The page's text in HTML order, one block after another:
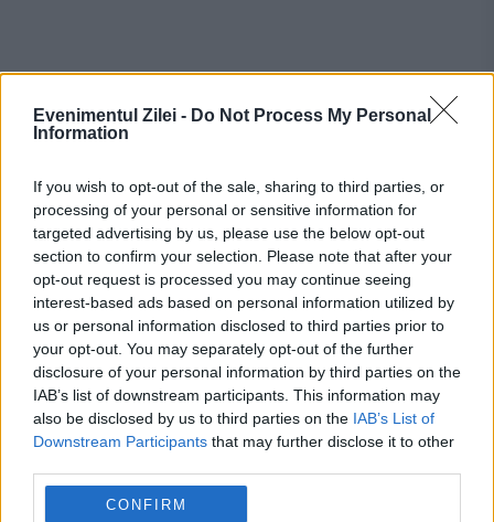
Evenimentul Zilei - Do Not Process My Personal
Information
If you wish to opt-out of the sale, sharing to third parties, or
processing of your personal or sensitive information for
targeted advertising by us, please use the below opt-out
section to confirm your selection. Please note that after your
opt-out request is processed you may continue seeing
interest-based ads based on personal information utilized by
us or personal information disclosed to third parties prior to
your opt-out. You may separately opt-out of the further
disclosure of your personal information by third parties on the
IAB’s list of downstream participants. This information may
also be disclosed by us to third parties on the IAB’s List of
Downstream Participants that may further disclose it to other
CONFIRM
Recomandările noastre